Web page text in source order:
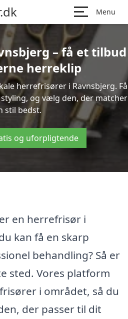
Menu
– få et tilbud
herreklip
herrefrisører i Ravnsbjerg. Få
og vælg den, der matcher
stil bedst.
og uforpligtende
en herrefrisør i
kan få en skarp
behandling? Så er
sted. Vores platform
i området, så du
der passer til dit